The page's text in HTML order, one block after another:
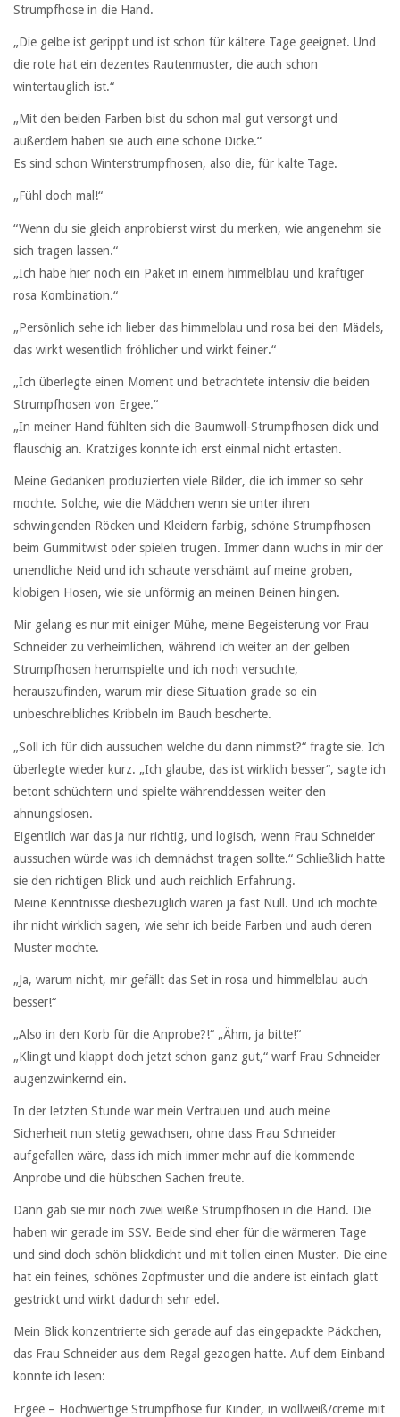
Strumpfhose in die Hand.
„Die gelbe ist gerippt und ist schon für kältere Tage geeignet. Und
die rote hat ein dezentes Rautenmuster, die auch schon
wintertauglich ist.“
„Mit den beiden Farben bist du schon mal gut versorgt und
außerdem haben sie auch eine schöne Dicke.“
Es sind schon Winterstrumpfhosen, also die, für kalte Tage.
„Fühl doch mal!“
“Wenn du sie gleich anprobierst wirst du merken, wie angenehm sie
sich tragen lassen.“
„Ich habe hier noch ein Paket in einem himmelblau und kräftiger
rosa Kombination.“
„Persönlich sehe ich lieber das himmelblau und rosa bei den Mädels,
das wirkt wesentlich fröhlicher und wirkt feiner.“
„Ich überlegte einen Moment und betrachtete intensiv die beiden
Strumpfhosen von Ergee.“
„In meiner Hand fühlten sich die Baumwoll-Strumpfhosen dick und
flauschig an. Kratziges konnte ich erst einmal nicht ertasten.
Meine Gedanken produzierten viele Bilder, die ich immer so sehr
mochte. Solche, wie die Mädchen wenn sie unter ihren
schwingenden Röcken und Kleidern farbig, schöne Strumpfhosen
beim Gummitwist oder spielen trugen. Immer dann wuchs in mir der
unendliche Neid und ich schaute verschämt auf meine groben,
klobigen Hosen, wie sie unförmig an meinen Beinen hingen.
Mir gelang es nur mit einiger Mühe, meine Begeisterung vor Frau
Schneider zu verheimlichen, während ich weiter an der gelben
Strumpfhosen herumspielte und ich noch versuchte,
herauszufinden, warum mir diese Situation grade so ein
unbeschreibliches Kribbeln im Bauch bescherte.
„Soll ich für dich aussuchen welche du dann nimmst?“ fragte sie. Ich
überlegte wieder kurz. „Ich glaube, das ist wirklich besser“, sagte ich
betont schüchtern und spielte währenddessen weiter den
ahnungslosen.
Eigentlich war das ja nur richtig, und logisch, wenn Frau Schneider
aussuchen würde was ich demnächst tragen sollte.“ Schließlich hatte
sie den richtigen Blick und auch reichlich Erfahrung.
Meine Kenntnisse diesbezüglich waren ja fast Null. Und ich mochte
ihr nicht wirklich sagen, wie sehr ich beide Farben und auch deren
Muster mochte.
„Ja, warum nicht, mir gefällt das Set in rosa und himmelblau auch
besser!“
„Also in den Korb für die Anprobe?!“ „Ähm, ja bitte!“
„Klingt und klappt doch jetzt schon ganz gut,“ warf Frau Schneider
augenzwinkernd ein.
In der letzten Stunde war mein Vertrauen und auch meine
Sicherheit nun stetig gewachsen, ohne dass Frau Schneider
aufgefallen wäre, dass ich mich immer mehr auf die kommende
Anprobe und die hübschen Sachen freute.
Dann gab sie mir noch zwei weiße Strumpfhosen in die Hand. Die
haben wir gerade im SSV. Beide sind eher für die wärmeren Tage
und sind doch schön blickdicht und mit tollen einen Muster. Die eine
hat ein feines, schönes Zopfmuster und die andere ist einfach glatt
gestrickt und wirkt dadurch sehr edel.
Mein Blick konzentrierte sich gerade auf das eingepackte Päckchen,
das Frau Schneider aus dem Regal gezogen hatte. Auf dem Einband
konnte ich lesen:
Ergee – Hochwertige Strumpfhose für Kinder, in wollweiß/creme mit